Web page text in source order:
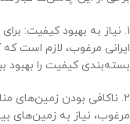
۱. نیاز به بهبود کیفیت:
ایرانی مرغوب، لازم است که
بسته‌بندی کیفیت را بهبود
۲. ناکافی بودن زمین‌های
مرغوب، نیاز به زمین‌های